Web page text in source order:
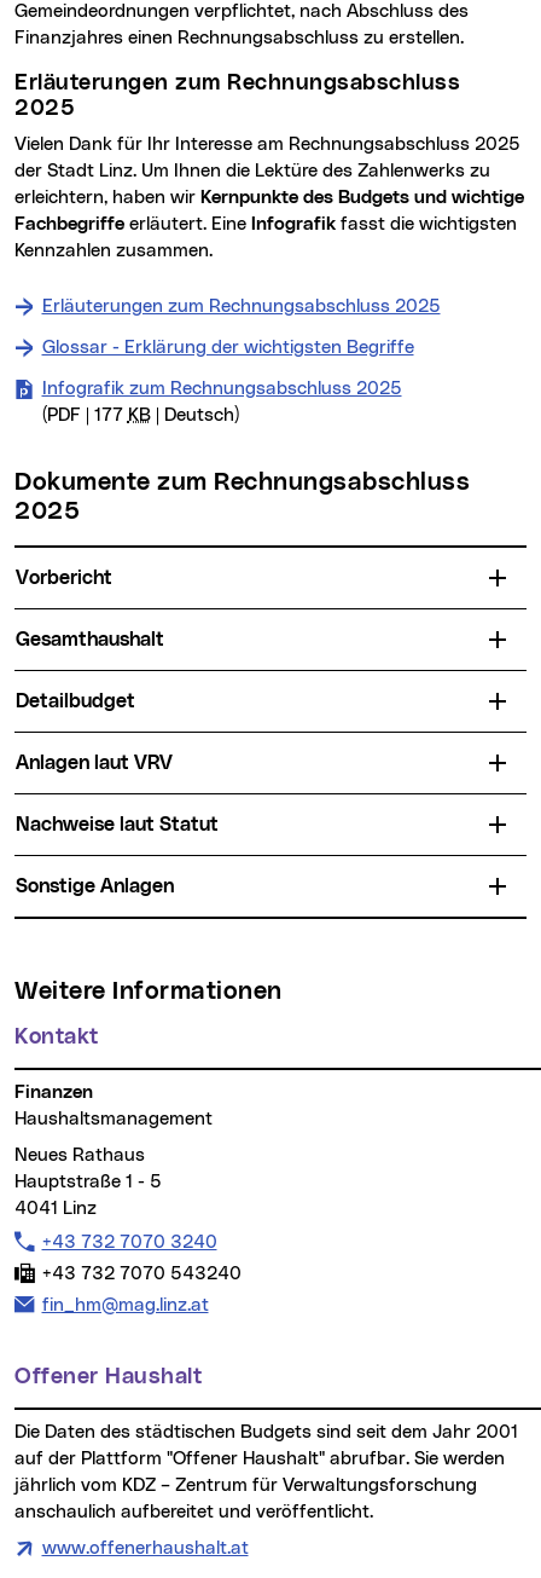
Gemeindeordnungen verpflichtet, nach Abschluss des
Finanzjahres einen Rechnungsabschluss zu erstellen.
Erläuterungen zum Rechnungsabschluss
2025
Vielen Dank für Ihr Interesse am Rechnungsabschluss 2025
der Stadt Linz. Um Ihnen die Lektüre des Zahlenwerks zu
erleichtern, haben wir Kernpunkte des Budgets und wichtige
Fachbegriffe erläutert. Eine Infografik fasst die wichtigsten
Kennzahlen zusammen.
Erläuterungen zum Rechnungsabschluss 2025
Glossar - Erklärung der wichtigsten Begriffe
Infografik zum Rechnungsabschluss 2025
(PDF | 177 KB| Deutsch)
Dokumente zum Rechnungsabschluss
2025
Vorbericht
Gesamthaushalt
Detailbudget
Anlagen laut VRV
Nachweise laut Statut
Sonstige Anlagen
Weitere Informationen
Kontakt
Finanzen
Haushaltsmanagement
Neues Rathaus
Hauptstraße 1 - 5
4041 Linz
Telefon:
+43 732 7070 3240
Fax:
+43 732 7070 543240
E-Mail Adresse:
fin_hm@mag.linz.at
Offener Haushalt
Die Daten des städtischen Budgets sind seit dem Jahr 2001
auf der Plattform "Offener Haushalt" abrufbar. Sie werden
jährlich vom KDZ – Zentrum für Verwaltungsforschung
anschaulich aufbereitet und veröffentlicht.
www.offenerhaushalt.at